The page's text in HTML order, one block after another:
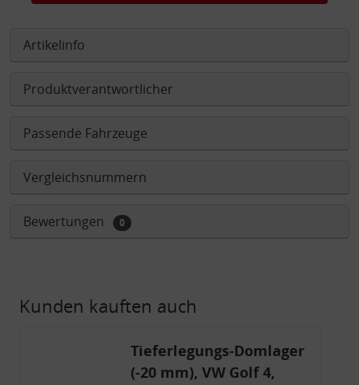
Artikelinfo
Produktverantwortlicher
Passende Fahrzeuge
Vergleichsnummern
Bewertungen 0
Kunden kauften auch
Tieferlegungs-Domlager
(-20 mm), VW Golf 4,